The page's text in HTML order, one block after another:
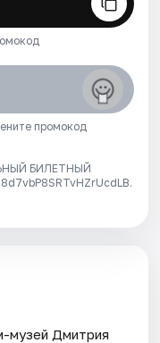
промокод
БИЛЕТНЫЙ
музей Дмитрия